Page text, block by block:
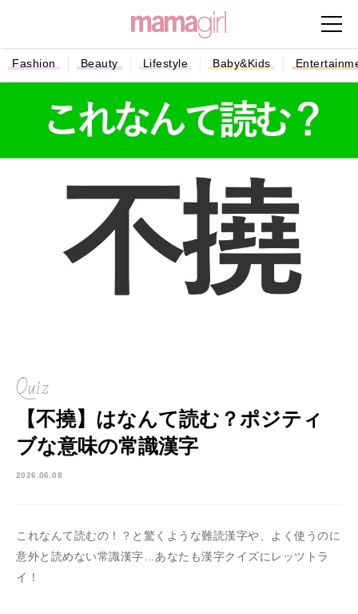
Fashion Beauty Lifestyle Baby&Kids
Quiz
【不撓】はなんて読む？ポジティ
ブな意味の常識漢字
2026.06.08
これなんて読むの！？と驚くような難読漢字や、よく使うのに
意外と読めない常識漢字…あなたも漢字クイズにレッツトラ
イ！